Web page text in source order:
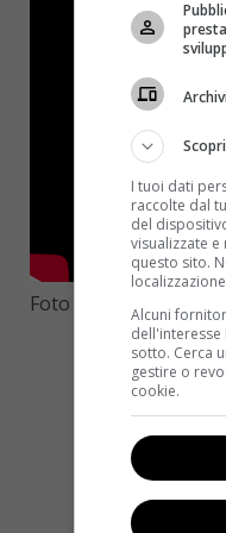
Foto e video: YouTube
I tuoi dati
raccolte dal
del
visualizzate
questo sito.
Alcuni
sotto. Cerca
gestire o
cookie.